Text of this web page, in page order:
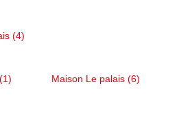
Offres D'emploi
(4)
Maison Le palais (6)